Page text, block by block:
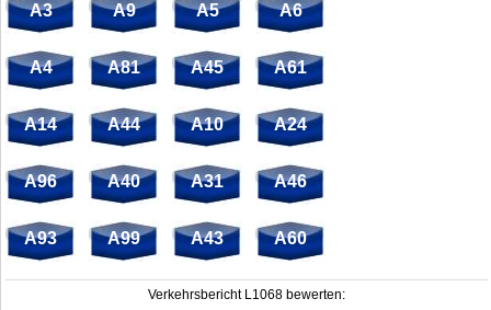
A3 A9 A5 A6
A4 A81 A45 A61
A14 A44 A10 A24
A96 A40 A31 A46
A93 A99 A43 A60
Verkehrsbericht L1068 bewerten: